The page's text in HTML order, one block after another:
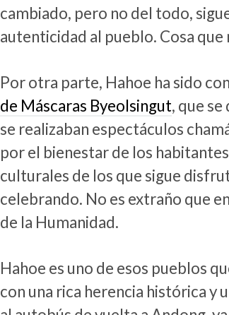
cambiado, pero no del todo,
autenticidad al pueblo. Cosa que
Por otra parte, Hahoe ha sido
de Máscaras Byeolsingut, que
se realizaban espectáculos
por el bienestar de los
culturales de los que sigue
celebrando. No es extraño que
de la Humanidad.
Hahoe es uno de esos pueblos
con una rica herencia histórica y